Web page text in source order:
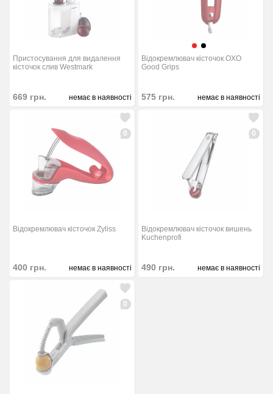
Пристосування для видалення
кісточок слив Westmark
669 грн. немає в наявності
Відокремлювач кісточок OXO
Good Grips
575 грн. немає в наявності
0
Відокремлювач кісточок Zyliss
400 грн. немає в наявності
0
Відокремлювач кісточок вишень
Kuchenprofi
490 грн. немає в наявності
0